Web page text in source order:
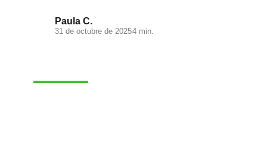
Paula C.
31 de octubre de 20254 min.